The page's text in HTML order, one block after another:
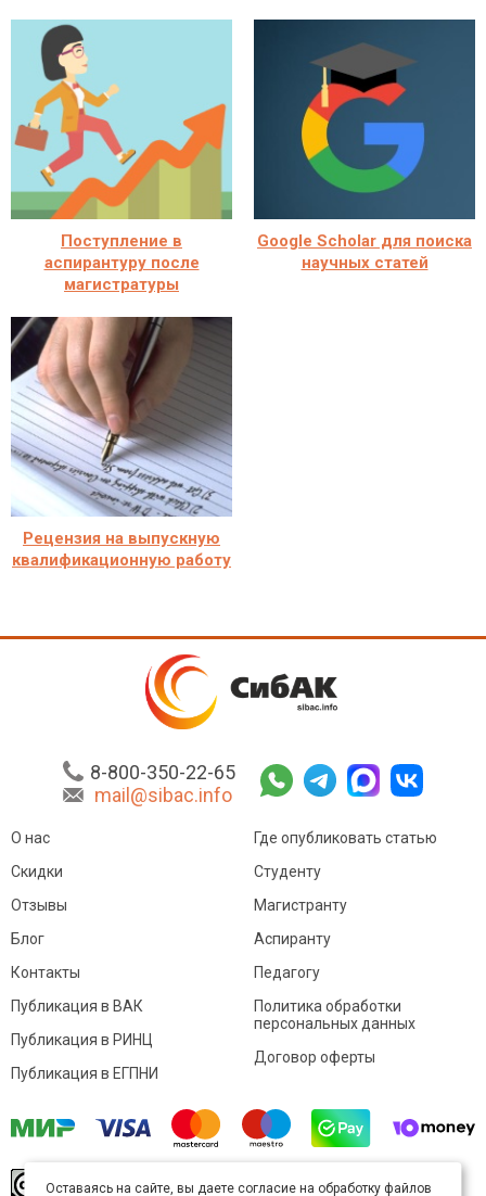
Поступление в
аспирантуру после
магистратуры
Google Scholar для поиска
научных статей
Рецензия на выпускную
квалификационную работу
8-800-350-22-65
mail@sibac.info
О нас
Скидки
Отзывы
Блог
Контакты
Где опубликовать статью
Студенту
Магистранту
Аспиранту
Педагогу
Публикация в ВАК
Публикация в РИНЦ
Публикация в ЕГПНИ
Политика обработки
персональных данных
Договор оферты
Оставаясь на сайте, вы даете согласие на обработку файлов